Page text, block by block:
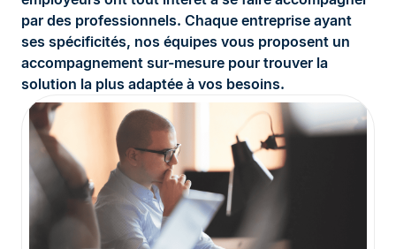
par des professionnels. Chaque entreprise ayant
ses spécificités, nos équipes vous proposent un
accompagnement sur-mesure pour trouver la
solution la plus adaptée à vos besoins.